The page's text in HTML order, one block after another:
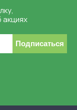
акциях
Подписаться